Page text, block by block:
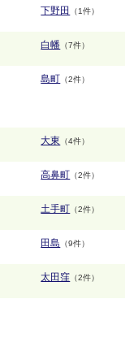
下野田 （1件）
白幡 （7件）
島町 （2件）
大東 （4件）
高鼻町 （2件）
土手町 （2件）
田島 （9件）
太田窪 （2件）